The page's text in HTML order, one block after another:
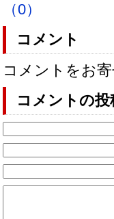
（0）
コメント
コメントをお
コメントの投